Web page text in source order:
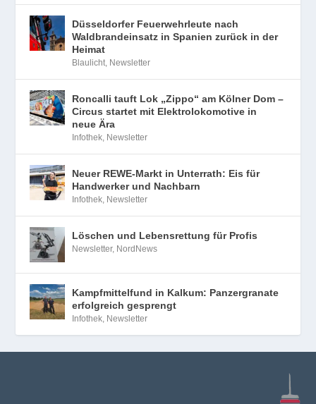
Düsseldorfer Feuerwehrleute nach
Waldbrandeinsatz in Spanien zurück in der
Heimat
Blaulicht, Newsletter
Roncalli tauft Lok „Zippo“ am Kölner Dom –
Circus startet mit Elektrolokomotive in
neue Ära
Infothek, Newsletter
Neuer REWE-Markt in Unterrath: Eis für
Handwerker und Nachbarn
Infothek, Newsletter
Löschen und Lebensrettung für Profis
Newsletter, NordNews
Kampfmittelfund in Kalkum: Panzergranate
erfolgreich gesprengt
Infothek, Newsletter